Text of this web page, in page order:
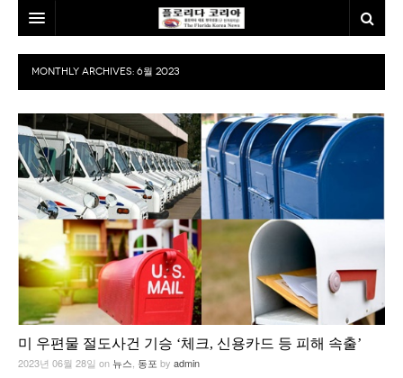
홈
본사소개
뉴스
동포
미국
칼럼
발행인칼럼
김명열칼럼
이명덕칼럼
김선옥칼럼
김원동칼럼
건강
본보특집
100인선/독자광장
100인선
독자광장
여행
인근여행지
인터뷰/탐방
MONTHLY ARCHIVES: 6월 2023
미 우편물 절도사건 기승 ‘체크, 신용카드 등 피해 속출’
2023년 06월 28일 on뉴스, 동포 by admin